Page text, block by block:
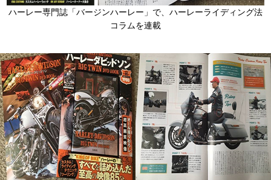
ハーレー専門誌「バージンハーレー」で、ハーレーライディング法
コラムを連載